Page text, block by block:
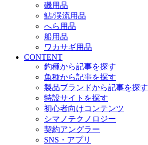
磯用品
鮎/渓流用品
へら用品
船用品
ワカサギ用品
CONTENT
釣種から記事を探す
魚種から記事を探す
製品ブランドから記事を探す
特設サイトを探す
初心者向けコンテンツ
シマノテクノロジー
契約アングラー
SNS・アプリ